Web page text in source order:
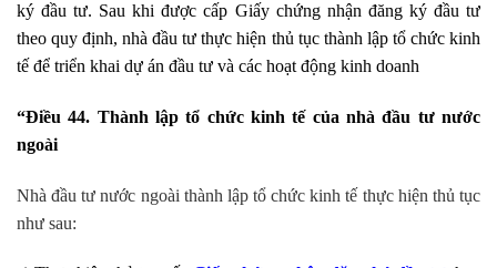
ký đầu tư. Sau khi được cấp Giấy chứng nhận đăng ký đầu tư
theo quy định, nhà đầu tư thực hiện thủ tục thành lập tổ chức kinh
tế để triển khai dự án đầu tư và các hoạt động kinh doanh
“Điều 44. Thành lập tổ chức kinh tế của nhà đầu tư nước
ngoài
Nhà đầu tư nước ngoài thành lập tổ chức kinh tế thực hiện thủ tục
như sau: